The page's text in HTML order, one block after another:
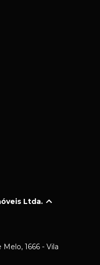
Ltda.
1666 - Vila